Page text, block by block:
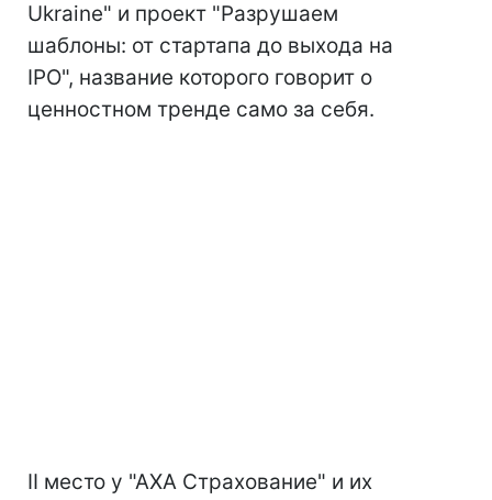
Ukraine" и проект "Разрушаем
шаблоны: от стартапа до выхода на
IPO", название которого говорит о
ценностном тренде само за себя.
II место у "АХА Страхование" и их